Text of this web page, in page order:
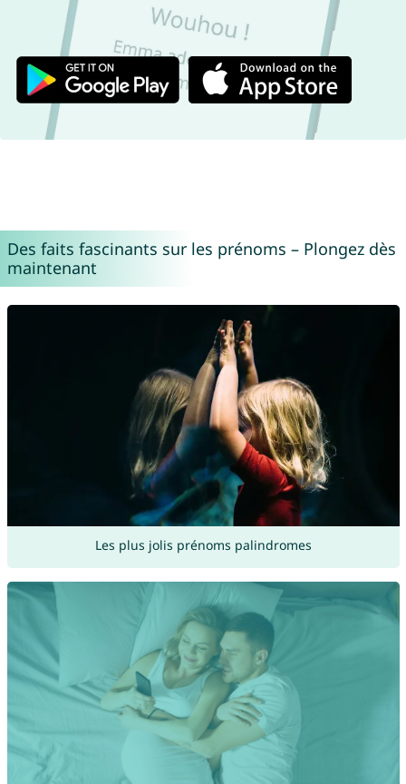
Des faits fascinants sur les prénoms – Plongez dès
maintenant
Les plus jolis prénoms palindromes